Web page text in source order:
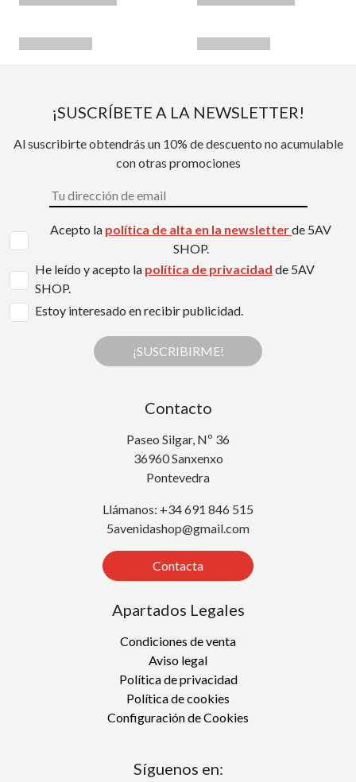
¡SUSCRÍBETE A LA NEWSLETTER!
Al suscribirte obtendrás un 10% de descuento no acumulable
con otras promociones
Acepto la política de alta en la newsletterde 5AV
SHOP.
He leído y acepto la política de privacidad de 5AV
SHOP.
Estoy interesado en recibir publicidad.
¡SUSCRIBIRME!
Contacto
Paseo Silgar, Nº 36
36960 Sanxenxo
Pontevedra
Llámanos: +34 691 846 515
5avenidashop@gmail.com
Contacta
Apartados Legales
Condiciones de venta
Aviso legal
Política de privacidad
Política de cookies
Configuración de Cookies
Síguenos en: